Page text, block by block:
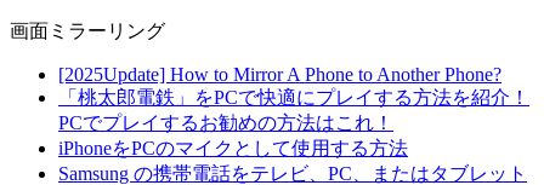
画面ミラーリング
[2025Update] How to Mirror A Phone to Another Phone?
「桃太郎電鉄」をPCで快適にプレイする方法を紹介！
PCでプレイするお勧めの方法はこれ！
iPhoneをPCのマイクとして使用する方法
Samsung の携帯電話をテレビ、PC、またはタブレット